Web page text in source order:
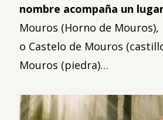
nombre acompaña un
Mouros (Horno de Mouros),
o Castelo de Mouros
Mouros (piedra)…